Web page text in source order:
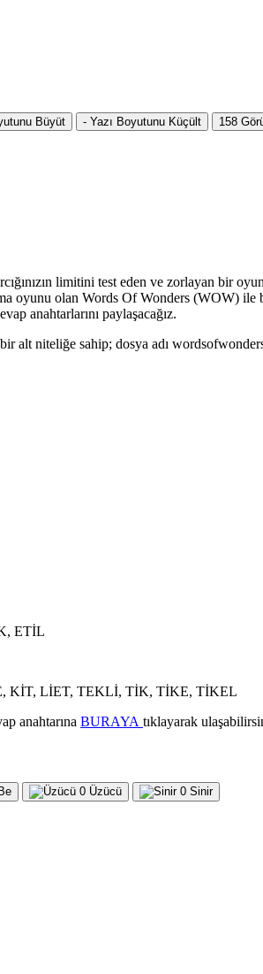
Büyüt - Yazı Boyutunu Küçült 158
limitini test eden ve zorlayan bir
olan Words Of Wonders (WOW) ile
anahtarlarını paylaşacağız.
ETİL
KİT, LİET, TEKLİ, TİK, TİKE, TİKEL
anahtarına BURAYA tıklayarak
0 Üzücü 0 Sinir